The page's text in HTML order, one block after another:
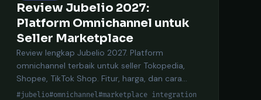
Review Jubelio 2027:
Platform Omnichannel untuk
Seller Marketplace
Review lengkap Jubelio 2027. Platform
omnichannel terbaik untuk seller Tokopedia,
Shopee, TikTok Shop. Fitur, harga, dan cara
daftar.
#jubelio#omnichannel#marketplace integration